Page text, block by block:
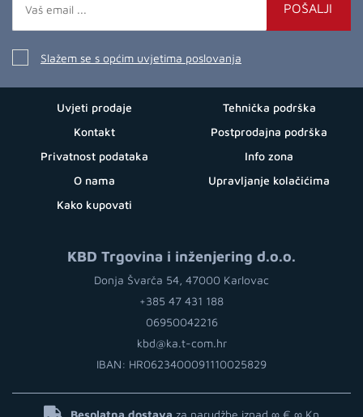
POŠALJI
Slažem se s općim uvjetima poslovanja
Uvjeti prodaje
Kontakt
Privatnost podataka
O nama
Kako kupovati
Tehnička podrška
Postprodajna podrška
Info zona
Upravljanje kolačićima
KBD Trgovina i inženjering d.o.o.
Donja Švarča 54, 47000 Karlovac
+385 47 431 188
06950042216
kbd@ka.t-com.hr
IBAN: HR0623400091110025829
Besplatna dostava za narudžbe iznad ∞ € ∞ Kn